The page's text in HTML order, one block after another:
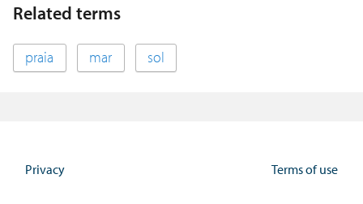
Related terms
praia mar sol
Privacy Terms of use